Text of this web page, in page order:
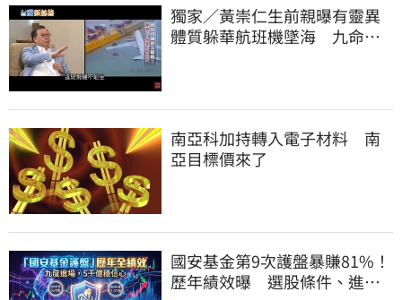
獨家／黃崇仁生前親曝有靈異
體質躲華航班機墜海 九命怪
南亞科加持轉入電子材料 南
亞目標價來了
國安基金第9次護盤暴賺81%！
歷年績效曝 選股條件、進場